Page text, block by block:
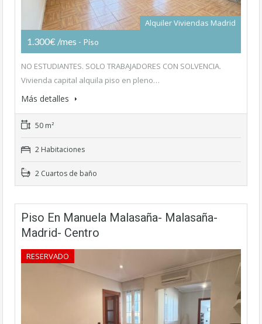
Alquiler Viviendas Madrid
1.300€ /mes - Piso
NO ESTUDIANTES. SOLO TRABAJADORES CON SOLVENCIA.
Vivienda capital alquila piso en pleno…
Más detalles
50 m²
2 Habitaciones
2 Cuartos de baño
Piso En Manuela Malasaña- Malasaña-
Madrid- Centro
RESERVADO